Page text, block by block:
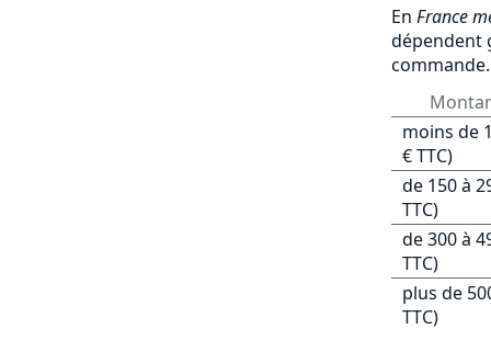
En France
dépendent
commande.
moins de
€ TTC)
de 150 à
TTC)
de 300 à
TTC)
plus de
TTC)